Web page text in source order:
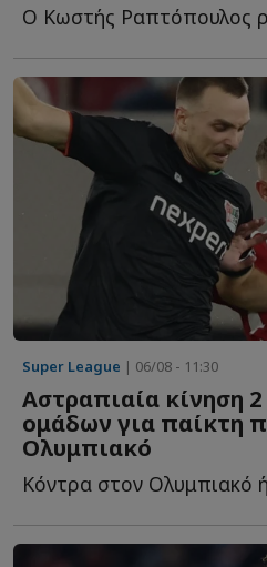
Super League | 06/08 - 11:30
Αστραπιαία κίνηση
ομάδων για παίκτη
Ολυμπιακό